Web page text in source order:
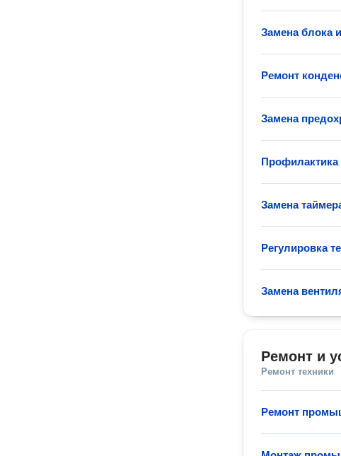
Замена блока
Ремонт
Замена
Замена
Регулировка
Замена
Ремонт и
Ремонт техники
Ремонт